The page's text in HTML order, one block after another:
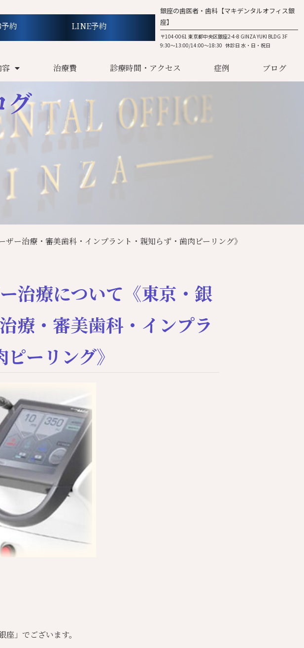
約 LINE予約
銀座の歯医者・歯科【マキデンタルオフィス銀
座】
〒104-0061 東京都中央区銀座2-4-8 GINZA YUKI BLDG 3F
9:30～13:00/14:00～18:30 休診日 水・日・祝日
容 治療費 診療時間・アクセス 症例 ブログ
グ
ー治療・審美歯科・インプラント・親知らず・歯肉ピーリング》
治療について《東京・銀
療・審美歯科・インプラ
ーリング》
」でございます。